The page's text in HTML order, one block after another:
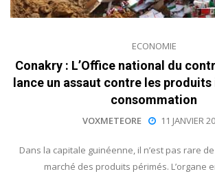
ECONOMIE
Conakry : L’Office national du
lance un assaut contre les produits
consommation
VOXMETEORE 11 JANVIER
Dans la capitale guinéenne, il n’est pas rare
marché des produits périmés. L’organe